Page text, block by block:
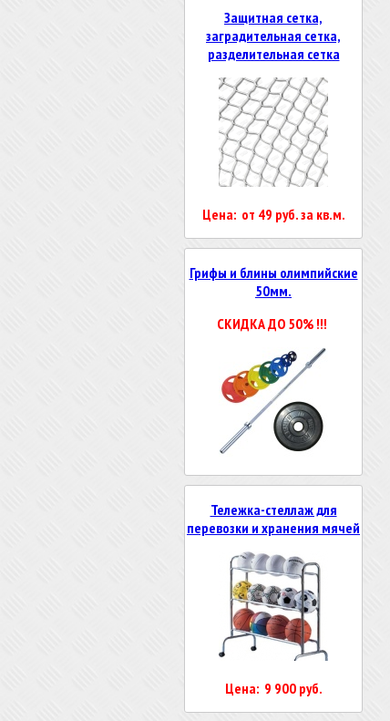
Защитная сетка,
заградительная сетка,
разделительная сетка
Цена: от 49 руб. за кв.м.
Грифы и блины олимпийские
50мм.
СКИДКА ДО 50% !!!
Тележка-стеллаж для
перевозки и хранения мячей
Цена: 9 900 руб.